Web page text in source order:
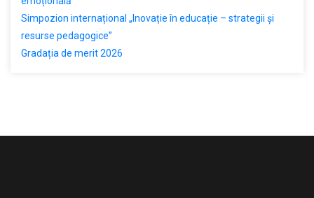
Simpozion internațional „Inovație în educație – strategii și
resurse pedagogice”
Gradația de merit 2026